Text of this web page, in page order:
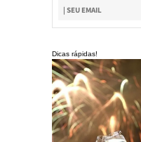
Dicas rápidas!